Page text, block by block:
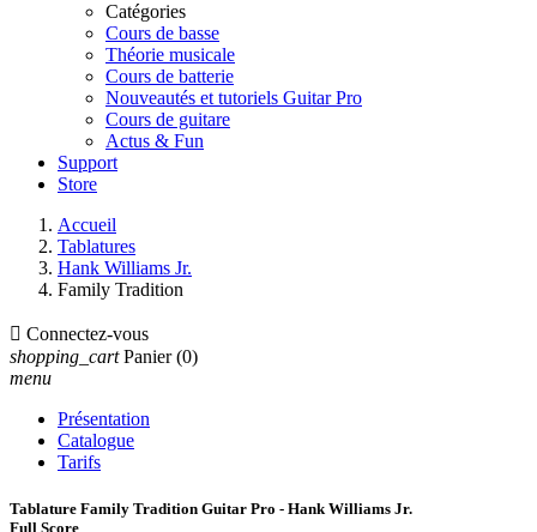
Catégories
Cours de basse
Théorie musicale
Cours de batterie
Nouveautés et tutoriels Guitar Pro
Cours de guitare
Actus & Fun
Support
Store
Accueil
Tablatures
Hank Williams Jr.
Family Tradition
 Connectez-vous
shopping_cart Panier (0)
menu
Présentation
Catalogue
Tarifs
Tablature Family Tradition Guitar Pro - Hank Williams Jr.
Full Score